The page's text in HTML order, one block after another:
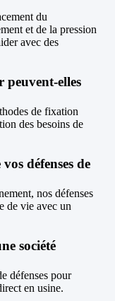
du
et de la pression
avec des
peuvent-elles
de fixation
des besoins de
défenses de
nos défenses
de vie avec un
société
défenses pour
en usine.